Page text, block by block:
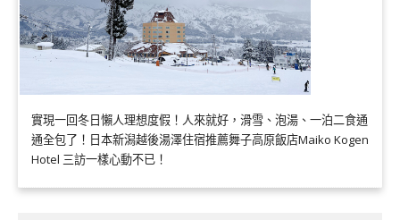
實現一回冬日懶人理想度假！人來就好，滑雪、泡湯、一泊二食通
通全包了！日本新潟越後湯澤住宿推薦舞子高原飯店Maiko Kogen
Hotel 三訪一樣心動不已！